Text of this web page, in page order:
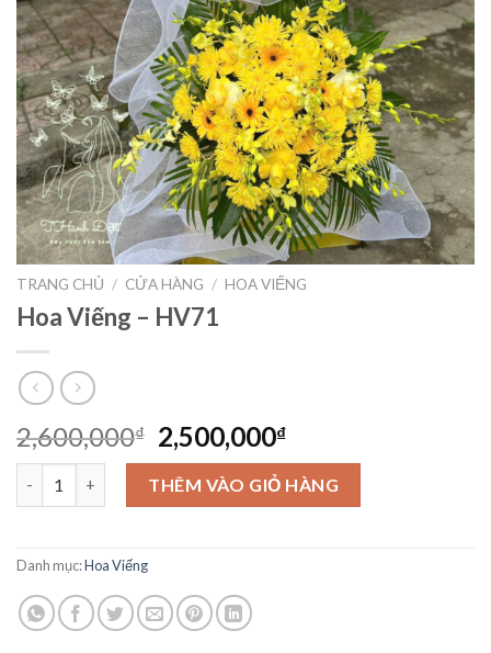
TRANG CHỦ / CỬA HÀNG / HOA VIẾNG
Hoa Viếng – HV71
2,600,000₫ Giá
gốc
là:
2,600,000₫.
2,500,000₫Giá
hiện
tại
là:
2,500,000₫.
Hoa Viếng - HV71 số lượngTHÊM VÀO GIỎ HÀNG
Danh mục:Hoa Viếng